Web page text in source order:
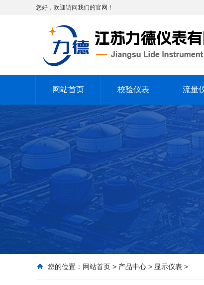
您好，欢迎访问我们的官网！
网站首页 校验仪表 流量
您的位置： 网站首页 > 产品中心 > 显示仪表 >